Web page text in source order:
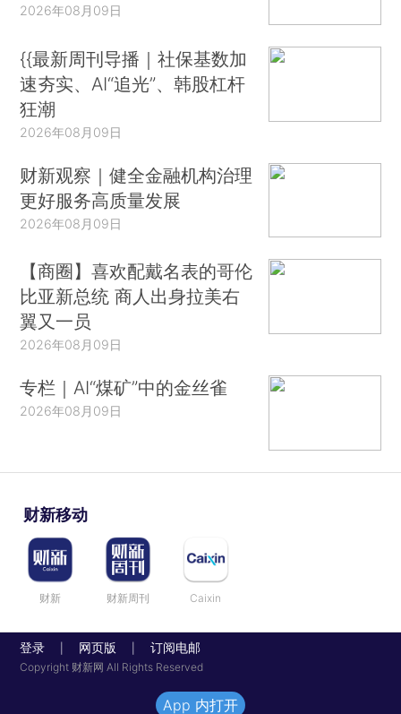
2026年08月09日
{{最新周刊导播｜社保基数加
速夯实、AI“追光”、韩股杠杆
狂潮
2026年08月09日
财新观察｜健全金融机构治理
更好服务高质量发展
2026年08月09日
【商圈】喜欢配戴名表的哥伦
比亚新总统 商人出身拉美右
翼又一员
2026年08月09日
专栏｜AI“煤矿”中的金丝雀
2026年08月09日
财新移动
财新 财新周刊 Caixin
登录 网页版 订阅电邮
Copyright 财新网 All Rights Reserved
App 内打开